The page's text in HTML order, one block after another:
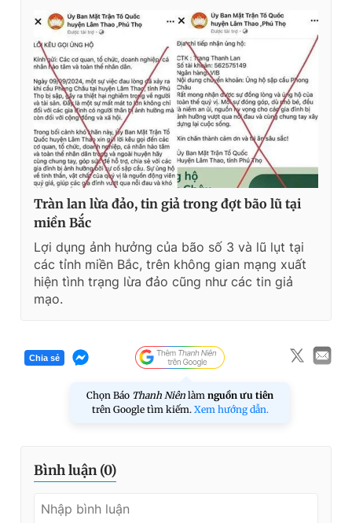
Tràn lan lừa đảo, tin giả trong đợt bão lũ tại
miền Bắc
Lợi dụng ảnh hưởng của bão số 3 và lũ lụt tại
các tỉnh miền Bắc, trên không gian mạng xuất
hiện tình trạng lừa đảo cũng như các tin giả
mạo.
Chia sẻ
Chọn Báo Thanh Niên làm nguồn ưu tiên
trên Google tìm kiếm. Xem hướng dẫn.
Bình luận (0)